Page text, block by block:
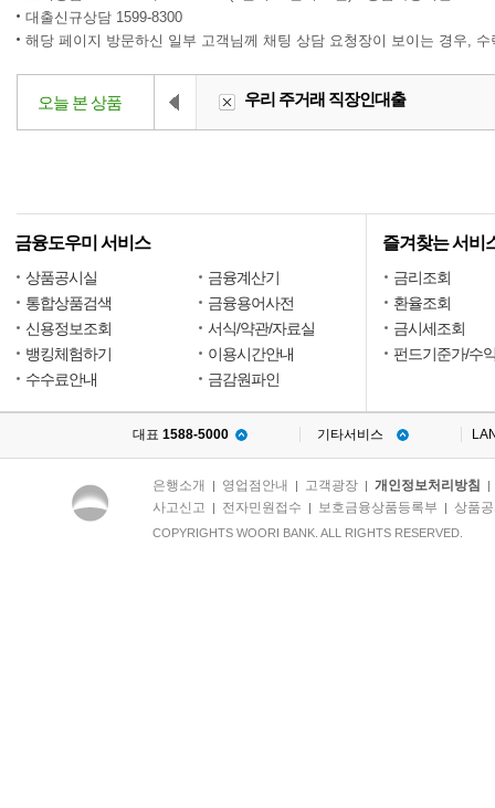
대출신규상담 1599-8300
해당 페이지 방문하신 일부 고객님께 채팅 상담 요청장이 보이는 경우,
오늘 본 상품 우리 주거래 직장인대출
금융도우미 서비스
상품공시실
금융계산기
통합상품검색
금융용어사전
신용정보조회
서식/약관/자료실
뱅킹체험하기
이용시간안내
수수료안내
금감원파인
즐겨찾는 서비
금리조회
환율조회
금시세조회
펀드기준가/수
대표 1588-5000 기타서비스
은행소개 영업점안내 고객광장| 개인정보처리방침
사고신고 전자민원접수 보호금융상품등록부 상품
COPYRIGHTS WOORI BANK. ALL RIGHTS RESERVED.